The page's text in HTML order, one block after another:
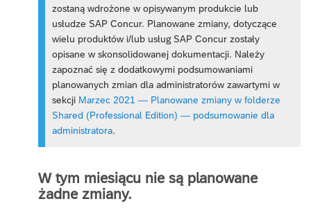
zostaną wdrożone w opisywanym produkcie lub
usłudze SAP Concur. Planowane zmiany, dotyczące
wielu produktów i/lub usług SAP Concur zostały
opisane w skonsolidowanej dokumentacji. Należy
zapoznać się z dodatkowymi podsumowaniami
planowanych zmian dla administratorów zawartymi w
sekcji Marzec 2021 — Planowane zmiany w folderze
Shared (Professional Edition) — podsumowanie dla
administratora.
W tym miesiącu nie są planowane
żadne zmiany.